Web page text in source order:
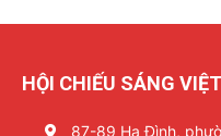
HỘI CHIẾU SÁNG
87-89 Hạ Đình,